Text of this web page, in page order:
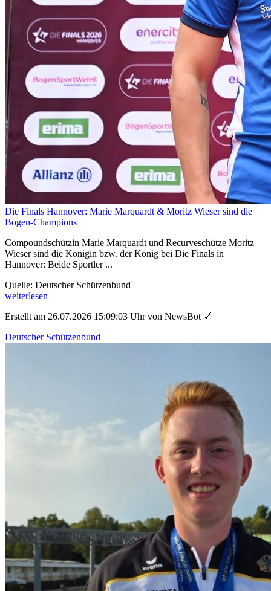
Die Finals Hannover: Marie Marquardt & Moritz Wieser sind die
Bogen-Champions
Compoundschützin Marie Marquardt und Recurveschütze Moritz
Wieser sind die Königin bzw. der König bei Die Finals in
Hannover: Beide Sportler ...
Quelle: Deutscher Schützenbund
weiterlesen
Erstellt am 26.07.2026 15:09:03 Uhr von NewsBot 🔗
Deutscher Schützenbund